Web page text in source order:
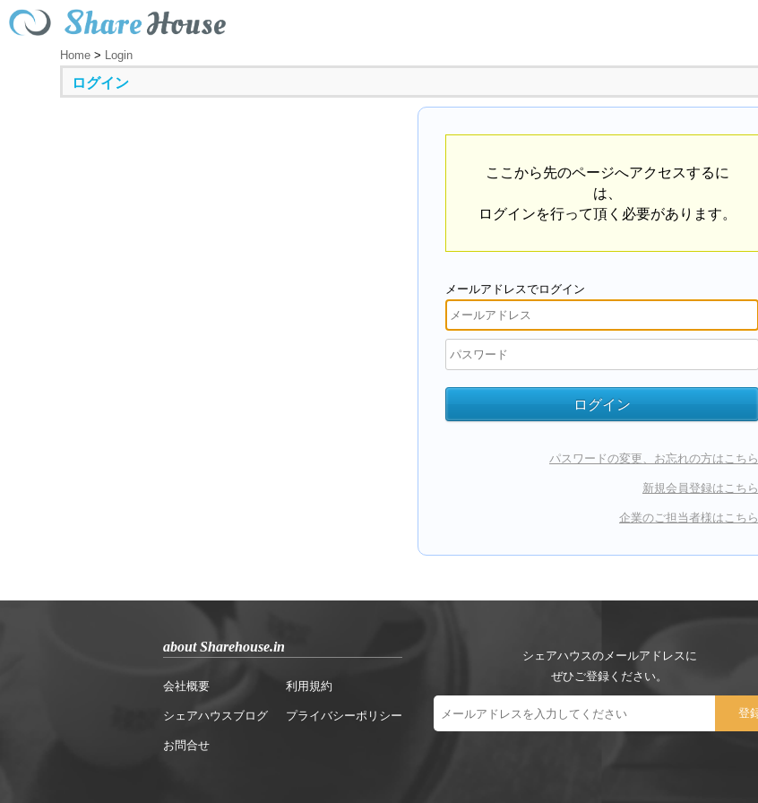
Home > Login
ログイン
ここから先のページへアクセスするに
は、
ログインを行って頂く必要があります。
メールアドレスでログイン
パスワードの変更、お忘れの方はこちら
新規会員登録はこちら
企業のご担当者様はこちら
about Sharehouse.in
会社概要
シェアハウスブログ
お問合せ
利用規約
プライバシーポリシー
シェアハウスのメールアドレスに
ぜひご登録ください。